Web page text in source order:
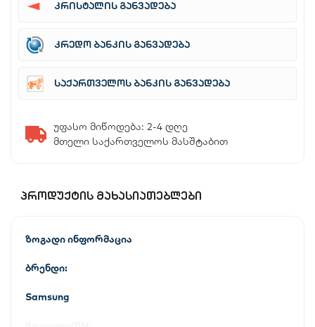
კრისტალის განვადება
კრედო ბანკის განვადება
საქართველოს ბანკის განვადება
უფასო მიწოდება: 2-4 დღე
მთელი საქართველოს მასშტაბით
ᲞᲠᲝᲓᲣᲥᲢᲘᲡ ᲛᲐᲮᲐᲡᲘᲐᲗᲔᲑᲚᲔᲑᲘ
ზოგადი ინფორმაცია
ბრენდი:
Samsung